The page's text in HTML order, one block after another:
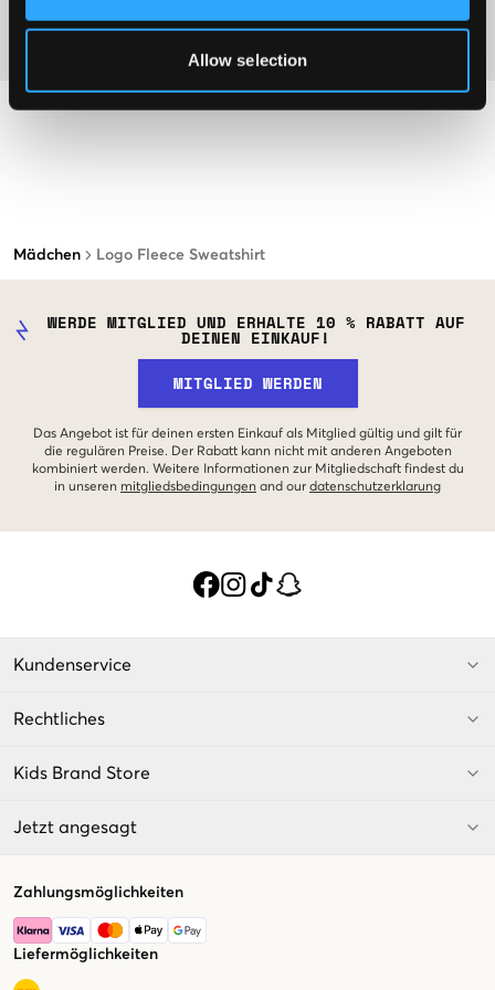
Allow selection
Mädchen Logo Fleece Sweatshirt
WERDE MITGLIED UND ERHALTE 10 % RABATT AUF
DEINEN EINKAUF!
MITGLIED WERDEN
Das Angebot ist für deinen ersten Einkauf als Mitglied gültig und gilt für
die regulären Preise. Der Rabatt kann nicht mit anderen Angeboten
kombiniert werden. Weitere Informationen zur Mitgliedschaft findest du
in unseren mitgliedsbedingungen and our datenschutzerklarung
Kundenservice
Rechtliches
Kids Brand Store
Jetzt angesagt
Zahlungsmöglichkeiten
Liefermöglichkeiten